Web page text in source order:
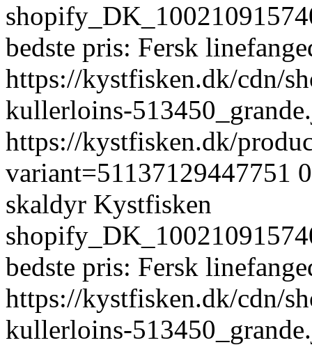
bedste pris: Fersk
https://kystfisken.dk/cdn/
kullerloins-
https://kystfisken.dk/
variant=51137129447751 0
skaldyr Kystfisken
bedste pris: Fersk
https://kystfisken.dk/cdn/
kullerloins-